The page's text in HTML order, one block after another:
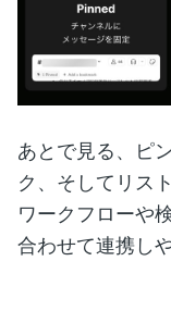
あとで見る、ピ
ク、そしてリスト
ワークフローや
合わせて連携し